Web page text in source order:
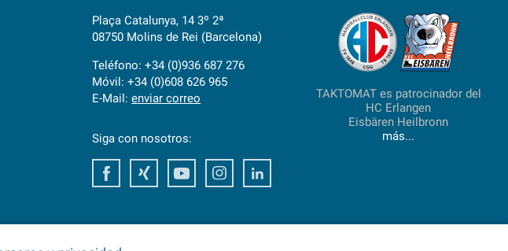
Plaça Catalunya, 14 3º 2ª
08750 Molins de Rei (Barcelona)
Teléfono: +34 (0)936 687 276
Móvil: +34 (0)608 626 965
E-Mail:enviar correo
Siga con nosotros:
FacebookXing Youtube Instagram
TAKTOMAT es patrocinador del
HC Erlangen
Eisbären Heilbronn
más...